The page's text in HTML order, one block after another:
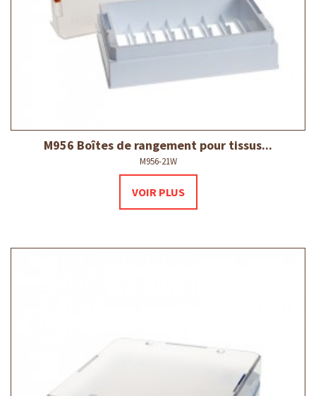
M956 Boîtes de rangement pour tissus...
M956-21W
VOIR PLUS